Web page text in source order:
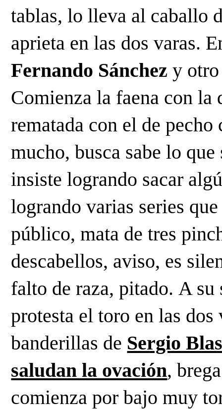
tablas, lo lleva al caballo
Fernando Sánchez y
Comienza la faena con la
rematada con el de
mucho, busca sabe lo
insiste logrando sacar
logrando varias series
público, mata de tres
descabellos, aviso, es
falto de raza, pitado. A
protesta el toro en las
banderillas de Sergio
saludan la ovación,
comienza por bajo muy